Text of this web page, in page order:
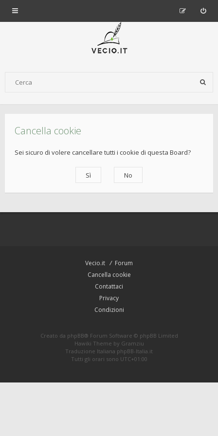
Cancella cookie
Sei sicuro di volere cancellare tutti i cookie di questa Board?
Vecio.it
Forum
Cancella cookie
Contattaci
Privacy
Condizioni
Creato da phpBB® Forum Software © phpBB Limited
Hawiki Theme by Gramziu
Traduzione Italiana phpBB-Italia.it
Tutti gli orari sono UTC+01:00